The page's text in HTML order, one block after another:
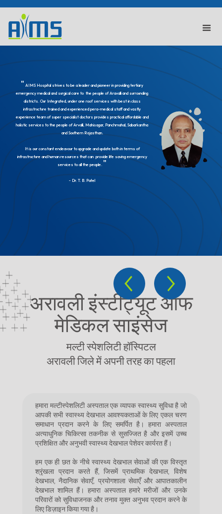
" AIMS Hospital strives to be a leader and pioneer in providing tertiary
emergency medical and surgical care to the people of Aravalli and surrounding
districts. Our Integrated, under one roof services with best in class
infrastructure trained and experienced pera-medical staff and vastly
experience team of super specialist doctors provides practical affordable and
holistic services to the people of Arvalli, Mahisagar, Panchmahal, Sabarkantha
and Southern Rajasthan.
It is our constant endeavour to upgrade and update both in terms of
infrastructure and human resources that can provide life saving emergency
services to all the people. "
- Dr. T. B. Patel
Slide 2 of 15.
अरावली इंस्टीट्यूट ऑफ
मेडिकल साइंसेज
मल्टी स्पेशलिटी हॉस्पिटल
अरावली जिले में अपनी तरह का पहला
हमारा मल्टीस्पेशलिटी अस्पताल एक व्यापक स्वास्थ्य सुविधा है जो
आपकी सभी स्वास्थ्य देखभाल आवश्यकताओं के लिए एकल चरण
समाधान प्रदान करने के लिए समर्पित है। हमारा अस्पताल
अत्याधुनिक चिकित्सा तकनीक से सुसज्जित है और इसमें उच्च
प्रशिक्षित और अनुभवी स्वास्थ्य देखभाल पेशेवर कार्यरत हैं।
हम एक ही छत के नीचे स्वास्थ्य देखभाल सेवाओं की एक विस्तृत
श्रृंखला प्रदान करते हैं, जिसमें प्राथमिक देखभाल, विशेष
देखभाल, नैदानिक ​​​​सेवाएँ, प्रयोगशाला सेवाएँ और आपातकालीन
देखभाल शामिल हैं। हमारा अस्पताल हमारे मरीजों और उनके
परिवारों को सुविधाजनक और तनाव मुक्त अनुभव प्रदान करने के
लिए डिज़ाइन किया गया है।